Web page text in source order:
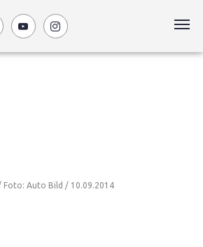
Foto: Auto Bild / 10.09.2014